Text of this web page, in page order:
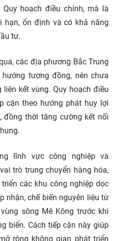
hoạch điều chỉnh, mà là
hạn, ổn định và có khả năng
tư.
các địa phương Bắc Trung
tương đồng, nên chưa
kết vùng. Quy hoạch điều
cận theo hướng phát huy lợi
đồng thời tăng cường kết nối
lĩnh vực công nghiệp và
trò trung chuyển hàng hóa,
các khu công nghiệp dọc
nhận, chế biến nguyên liệu từ
sông Mê Kông trước khi
biển. Cách tiếp cận này giúp
rộng không gian phát triển